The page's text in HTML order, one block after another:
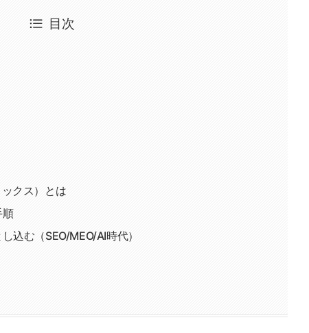
目次
クス）とは
順
込む（SEO/MEO/AI時代）